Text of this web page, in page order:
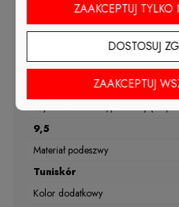
Materiał wkładki
Tęgość
Wysokość obcasa/platformy (cm)
9,5
Materiał podeszwy
Tuniskór
Kolor dodatkowy
ZAAKCEPTUJ
DOSTOSUJ
ZAAKCEPTUJ